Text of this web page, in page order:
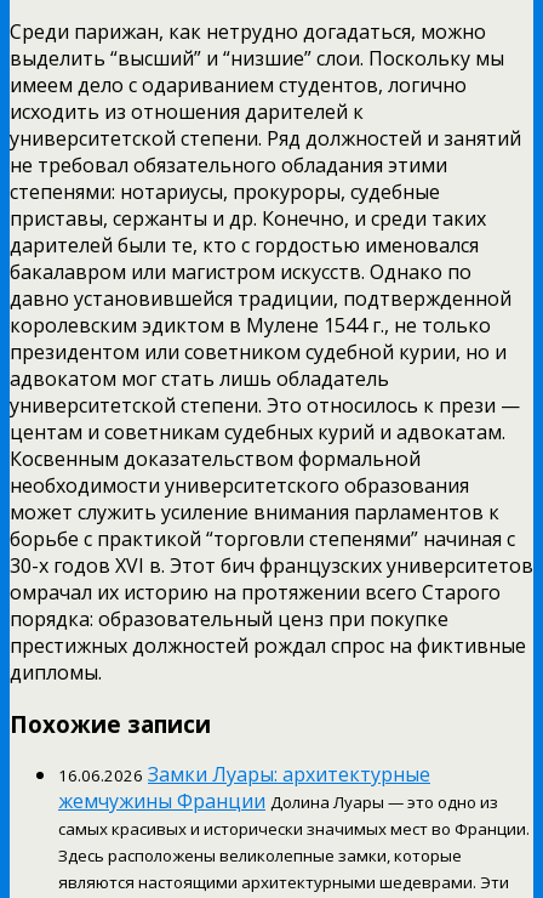
Среди парижан, как нетрудно догадаться, можно
выделить “высший” и “низшие” слои. Поскольку мы
имеем дело с одариванием студентов, логично
исходить из отношения дарителей к
университетской степени. Ряд должностей и занятий
не требовал обязательного обладания этими
степенями: нотариусы, прокуроры, судебные
приставы, сержанты и др. Конечно, и среди таких
дарителей были те, кто с гордостью именовался
бакалавром или магистром искусств. Однако по
давно установившейся традиции, подтвержденной
королевским эдиктом в Мулене 1544 г., не только
президентом или советником судебной курии, но и
адвокатом мог стать лишь обладатель
университетской степени. Это относилось к прези —
центам и советникам судебных курий и адвокатам.
Косвенным доказательством формальной
необходимости университетского образования
может служить усиление внимания парламентов к
борьбе с практикой “торговли степенями” начиная с
30-х годов XVI в. Этот бич французских университетов
омрачал их историю на протяжении всего Старого
порядка: образовательный ценз при покупке
престижных должностей рождал спрос на фиктивные
дипломы.
Похожие записи
16.06.2026 Замки Луары: архитектурные
жемчужины Франции Долина Луары — это одно из
самых красивых и исторически значимых мест во Франции.
Здесь расположены великолепные замки, которые
являются настоящими архитектурными шедеврами. Эти